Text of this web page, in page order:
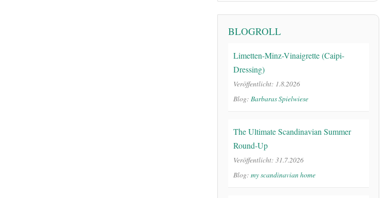
BLOGROLL
Limetten-Minz-Vinaigrette (Caipi-
Dressing)
Veröffentlicht: 1.8.2026
Blog: Barbaras Spielwiese
The Ultimate Scandinavian Summer
Round-Up
Veröffentlicht: 31.7.2026
Blog: my scandinavian home